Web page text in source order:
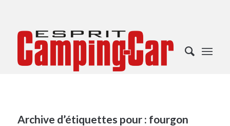
Archive d’étiquettes pour : fourgon